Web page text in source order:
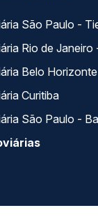
São Paulo -
Rio de
Belo
Curitiba
São Paulo -